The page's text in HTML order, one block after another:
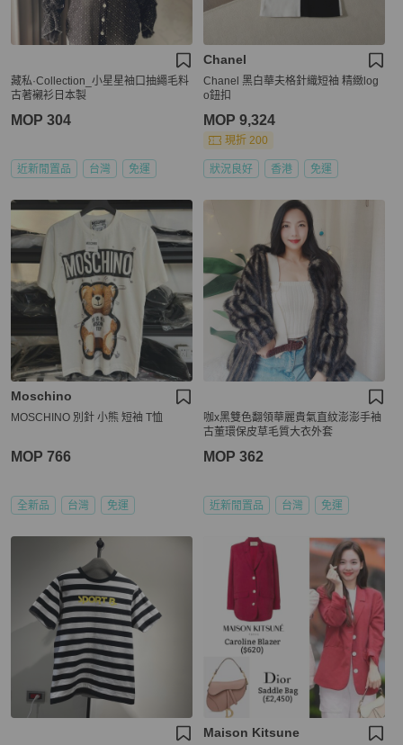
藏私·Collection_小星星袖口抽繩毛料
古著襯衫日本製
MOP 304
近新閒置品 台灣 免運
Chanel
Chanel 黑白華夫格針織短袖 精緻log
o鈕扣
MOP 9,324
現折 200
狀況良好 香港 免運
Moschino
MOSCHINO 別針 小熊 短袖 T恤
MOP 766
全新品 台灣 免運
咖x黑雙色翻領華麗貴氣直紋澎澎手袖
古董環保皮草毛質大衣外套
MOP 362
近新閒置品 台灣 免運
Maison Kitsune